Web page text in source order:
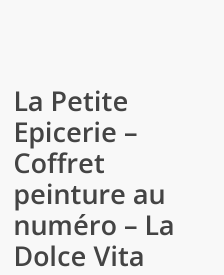
La Petite
Epicerie –
Coffret
peinture au
numéro – La
Dolce Vita